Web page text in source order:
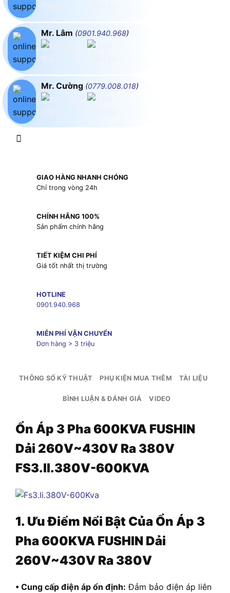
Mr. Lâm (0901.940.968)
Mr. Cường (0779.008.018)
GIAO HÀNG NHANH CHÓNG
Chỉ trong vòng 24h
CHÍNH HÃNG 100%
Sản phẩm chính hãng
TIẾT KIỆM CHI PHÍ
Giá tốt nhất thị trường
HOTLINE
0901.940.968
MIỄN PHÍ VẬN CHUYỂN
Đơn hàng > 3 triệu
THÔNG SỐ KỸ THUẬT PHỤ KIỆN MUA THÊM TÀI LIỆU
BÌNH LUẬN & ĐÁNH GIÁ VIDEO
Ổn Áp 3 Pha 600KVA FUSHIN
Dải 260V~430V Ra 380V
FS3.II.380V-600KVA
1. Ưu Điểm Nổi Bật Của Ổn Áp 3
Pha 600KVA FUSHIN Dải
260V~430V Ra 380V
• Cung cấp điện áp ổn định: Đảm bảo điện áp liên